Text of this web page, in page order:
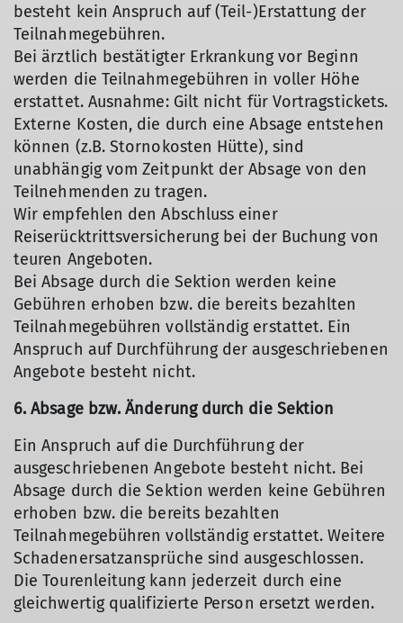
besteht kein Anspruch auf (Teil-)Erstattung der
Teilnahmegebühren.
Bei ärztlich bestätigter Erkrankung vor Beginn
werden die Teilnahmegebühren in voller Höhe
erstattet. Ausnahme: Gilt nicht für Vortragstickets.
Externe Kosten, die durch eine Absage entstehen
können (z.B. Stornokosten Hütte), sind
unabhängig vom Zeitpunkt der Absage von den
Teilnehmenden zu tragen.
Wir empfehlen den Abschluss einer
Reiserücktrittsversicherung bei der Buchung von
teuren Angeboten.
Bei Absage durch die Sektion werden keine
Gebühren erhoben bzw. die bereits bezahlten
Teilnahmegebühren vollständig erstattet. Ein
Anspruch auf Durchführung der ausgeschriebenen
Angebote besteht nicht.
6. Absage bzw. Änderung durch die Sektion
Ein Anspruch auf die Durchführung der
ausgeschriebenen Angebote besteht nicht. Bei
Absage durch die Sektion werden keine Gebühren
erhoben bzw. die bereits bezahlten
Teilnahmegebühren vollständig erstattet. Weitere
Schadenersatzansprüche sind ausgeschlossen.
Die Tourenleitung kann jederzeit durch eine
gleichwertig qualifizierte Person ersetzt werden.